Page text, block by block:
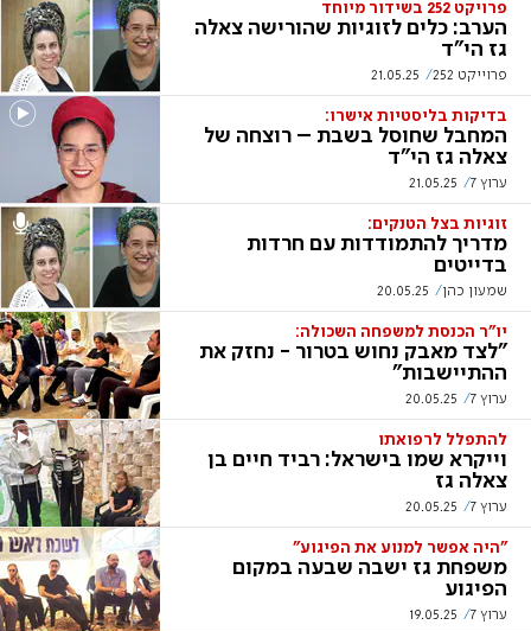
פרויקט 252 בשידור מיוחד
הערב: כלים לזוגיות שהורישה צאלה
גז הי"ד
פרוייקט 252 21.05.25
בדיקות בליסטיות אישרו:
המחבל שחוסל בשבת – רוצחה של
צאלה גז הי"ד
ערוץ 7 21.05.25
זוגיות בצל הטנקים:
מדריך להתמודדות עם חרדות
בדייטים
שמעון כהן 20.05.25
יו"ר הכנסת למשפחה השכולה:
"לצד מאבק נחוש בטרור - נחזק את
ההתיישבות"
ערוץ 7 20.05.25
להתפלל לרפואתו
וייקרא שמו בישראל: רביד חיים בן
צאלה גז
ערוץ 7 20.05.25
"היה אפשר למנוע את הפיגוע"
משפחת גז ישבה שבעה במקום
הפיגוע
ערוץ 7 19.05.25